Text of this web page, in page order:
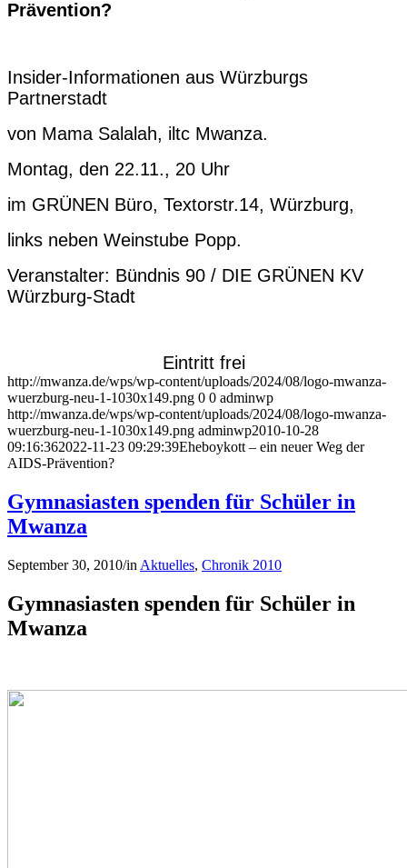
Prävention?
Insider-Informationen aus Würzburgs
Partnerstadt
von Mama Salalah, iltc Mwanza.
Montag, den 22.11., 20 Uhr
im GRÜNEN Büro, Textorstr.14, Würzburg,
links neben Weinstube Popp.
Veranstalter: Bündnis 90 / DIE GRÜNEN KV
Würzburg-Stadt
Eintritt frei
http://mwanza.de/wps/wp-content/uploads/2024/08/logo-mwanza-
wuerzburg-neu-1-1030x149.png 0 0 adminwp
http://mwanza.de/wps/wp-content/uploads/2024/08/logo-mwanza-
wuerzburg-neu-1-1030x149.png adminwp2010-10-28
09:16:362022-11-23 09:29:39Eheboykott – ein neuer Weg der
AIDS-Prävention?
Gymnasiasten spenden für Schüler in
Mwanza
September 30, 2010/in Aktuelles, Chronik 2010
Gymnasiasten spenden für Schüler in
Mwanza